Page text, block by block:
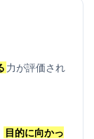
力が評価され
目的に向かっ